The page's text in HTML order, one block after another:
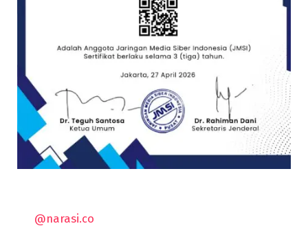
@narasi.co